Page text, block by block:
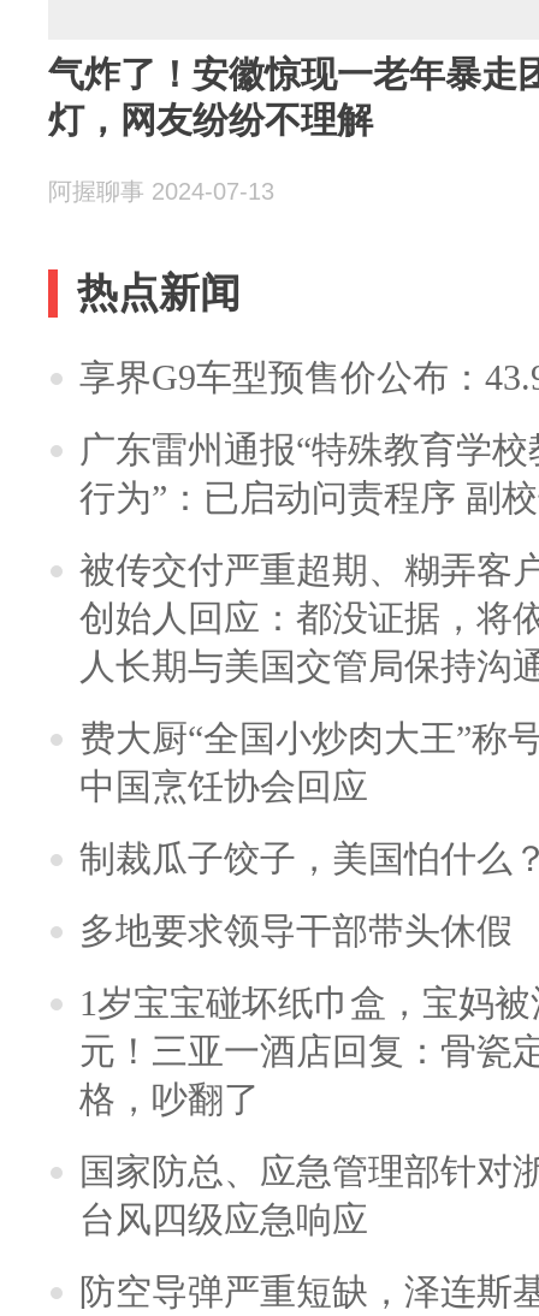
气炸了！安徽惊现一老年暴走
灯，网友纷纷不理解
阿握聊事 2024-07-13
热点新闻
享界G9车型预售价公布：
广东雷州通报“特殊教育学
行为”：已启动问责程序 副
被传交付严重超期、糊弄客
创始人回应：都没证据，将
人长期与美国交管局保持沟
费大厨“全国小炒肉大王”称
中国烹饪协会回应
制裁瓜子饺子，美国怕什么
多地要求领导干部带头休假
1岁宝宝碰坏纸巾盒，宝妈
元！三亚一酒店回复：骨瓷
格，吵翻了
国家防总、应急管理部针对
台风四级应急响应
防空导弹严重短缺，泽连斯